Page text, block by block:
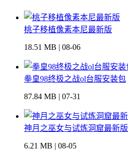
桃子移植像素本尼最新版
18.51 MB | 08-06
拳皇98终极之战ol台服安装包
87.84 MB | 07-31
神月之巫女与试炼洞窟最新版
6.21 MB | 08-05